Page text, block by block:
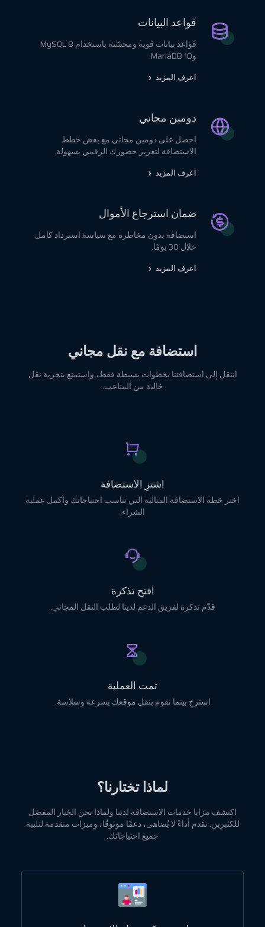
قواعد البيانات
قواعد بيانات قوية ومحسّنة باستخدام MySQL 8
وMariaDB 10.
اعرف المزيد
دومين مجاني
احصل على دومين مجاني مع بعض خطط
الاستضافة لتعزيز حضورك الرقمي بسهولة.
اعرف المزيد
ضمان استرجاع الأموال
استضافة بدون مخاطرة مع سياسة استرداد كامل
خلال 30 يومًا.
اعرف المزيد
استضافة مع نقل مجاني
انتقل إلى استضافتنا بخطوات بسيطة فقط، واستمتع بتجربة نقل
خالية من المتاعب.
اشترِ الاستضافة
اختر خطة الاستضافة المثالية التي تناسب احتياجاتك وأكمل عملية
الشراء.
افتح تذكرة
قدّم تذكرة لفريق الدعم لدينا لطلب النقل المجاني.
تمت العملية
استرخِ بينما نقوم بنقل موقعك بسرعة وسلاسة.
لماذا تختارنا؟
اكتشف مزايا خدمات الاستضافة لدينا ولماذا نحن الخيار المفضل
للكثيرين. نقدم أداءً لا يُضاهى، دعمًا موثوقًا، وميزات متقدمة لتلبية
جميع احتياجاتك.